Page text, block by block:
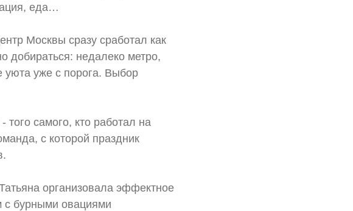
еда…
Москвы сразу сработал как
добираться: недалеко метро,
уже с порога. Выбор
самого, кто работал на
с которой праздник
организовала эффектное
с бурными овациями